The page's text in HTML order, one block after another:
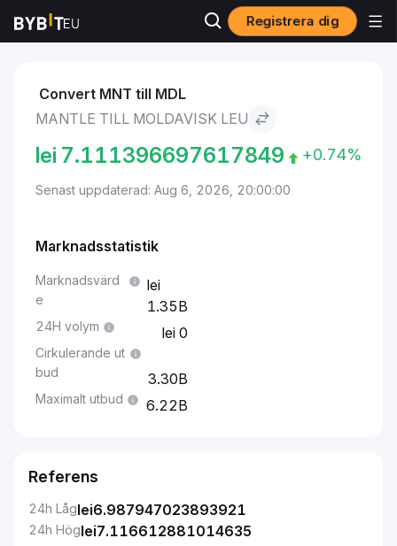
Registrera dig
Marknader Mantle to Moldavisk leu
Convert MNT till MDL
MANTLE TILL MOLDAVISK LEU
lei 7.111396697617849 +0.74%
Senast uppdaterad: Aug 6, 2026, 20:00:00
Marknadsstatistik
Marknadsvärd
e
1.35B
24H volym 0
Cirkulerande ut
bud
3.30B
Maximalt utbud 6.22B
Referens
24h Låglei6.987947023893921
24h Höglei7.116612881014635